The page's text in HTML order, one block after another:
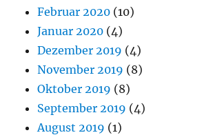
Februar 2020 (10)
Januar 2020 (4)
Dezember 2019 (4)
November 2019 (8)
Oktober 2019 (8)
September 2019 (4)
August 2019 (1)